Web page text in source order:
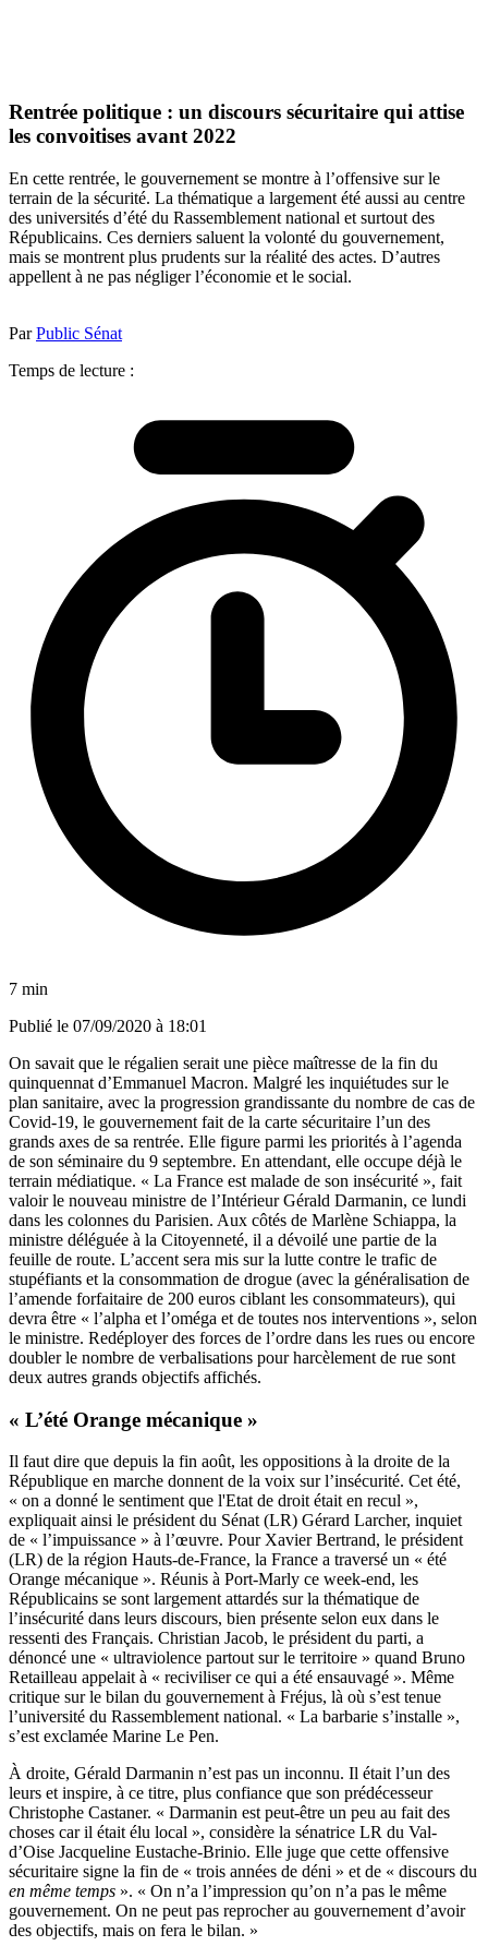
Rentrée politique : un discours sécuritaire qui attise
les convoitises avant 2022
En cette rentrée, le gouvernement se montre à l’offensive sur le
terrain de la sécurité. La thématique a largement été aussi au centre
des universités d’été du Rassemblement national et surtout des
Républicains. Ces derniers saluent la volonté du gouvernement,
mais se montrent plus prudents sur la réalité des actes. D’autres
appellent à ne pas négliger l’économie et le social.
ParPublic Sénat
Temps de lecture :
7 min
Publié le 07/09/2020 à 18:01
On savait que le régalien serait une pièce maîtresse de la fin du
quinquennat d’Emmanuel Macron. Malgré les inquiétudes sur le
plan sanitaire, avec la progression grandissante du nombre de cas de
Covid-19, le gouvernement fait de la carte sécuritaire l’un des
grands axes de sa rentrée. Elle figure parmi les priorités à l’agenda
de son séminaire du 9 septembre. En attendant, elle occupe déjà le
terrain médiatique. « La France est malade de son insécurité », fait
valoir le nouveau ministre de l’Intérieur Gérald Darmanin, ce lundi
dans les colonnes du Parisien. Aux côtés de Marlène Schiappa, la
ministre déléguée à la Citoyenneté, il a dévoilé une partie de la
feuille de route. L’accent sera mis sur la lutte contre le trafic de
stupéfiants et la consommation de drogue (avec la généralisation de
l’amende forfaitaire de 200 euros ciblant les consommateurs), qui
devra être « l’alpha et l’oméga et de toutes nos interventions », selon
le ministre. Redéployer des forces de l’ordre dans les rues ou encore
doubler le nombre de verbalisations pour harcèlement de rue sont
deux autres grands objectifs affichés.
« L’été Orange mécanique »
Il faut dire que depuis la fin août, les oppositions à la droite de la
République en marche donnent de la voix sur l’insécurité. Cet été,
« on a donné le sentiment que l'Etat de droit était en recul »,
expliquait ainsi le président du Sénat (LR) Gérard Larcher, inquiet
de « l’impuissance » à l’œuvre. Pour Xavier Bertrand, le président
(LR) de la région Hauts-de-France, la France a traversé un « été
Orange mécanique ». Réunis à Port-Marly ce week-end, les
Républicains se sont largement attardés sur la thématique de
l’insécurité dans leurs discours, bien présente selon eux dans le
ressenti des Français. Christian Jacob, le président du parti, a
dénoncé une « ultraviolence partout sur le territoire » quand Bruno
Retailleau appelait à « reciviliser ce qui a été ensauvagé ». Même
critique sur le bilan du gouvernement à Fréjus, là où s’est tenue
l’université du Rassemblement national. « La barbarie s’installe »,
s’est exclamée Marine Le Pen.
À droite, Gérald Darmanin n’est pas un inconnu. Il était l’un des
leurs et inspire, à ce titre, plus confiance que son prédécesseur
Christophe Castaner. « Darmanin est peut-être un peu au fait des
choses car il était élu local », considère la sénatrice LR du Val-
d’Oise Jacqueline Eustache-Brinio. Elle juge que cette offensive
sécuritaire signe la fin de « trois années de déni » et de « discours du
en même temps ». « On n’a l’impression qu’on n’a pas le même
gouvernement. On ne peut pas reprocher au gouvernement d’avoir
des objectifs, mais on fera le bilan. »